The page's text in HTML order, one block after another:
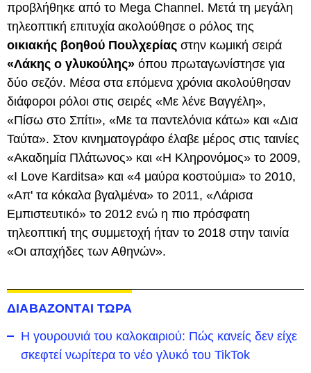
προβλήθηκε από το Mega Channel. Μετά τη μεγάλη
τηλεοπτική επιτυχία ακολούθησε ο ρόλος της
οικιακής βοηθού Πουλχερίας στην κωμική σειρά
«Λάκης ο γλυκούλης» όπου πρωταγωνίστησε για
δύο σεζόν. Μέσα στα επόμενα χρόνια ακολούθησαν
διάφοροι ρόλοι στις σειρές «Με λένε Βαγγέλη»,
«Πίσω στο Σπίτι», «Με τα παντελόνια κάτω» και «Δια
Ταύτα». Στον κινηματογράφο έλαβε μέρος στις ταινίες
«Ακαδημία Πλάτωνος» και «Η Κληρονόμος» το 2009,
«I Love Karditsa» και «4 μαύρα κοστούμια» το 2010,
«Απ' τα κόκαλα βγαλμένα» το 2011, «Λάρισα
Εμπιστευτικό» το 2012 ενώ η πιο πρόσφατη
τηλεοπτική της συμμετοχή ήταν το 2018 στην ταινία
«Οι απαχήδες των Αθηνών».
ΔΙΑΒΑΖΟΝΤΑΙ ΤΩΡΑ
Η γουρουνιά του καλοκαιριού: Πώς κανείς δεν είχε
σκεφτεί νωρίτερα το νέο γλυκό του TikTok